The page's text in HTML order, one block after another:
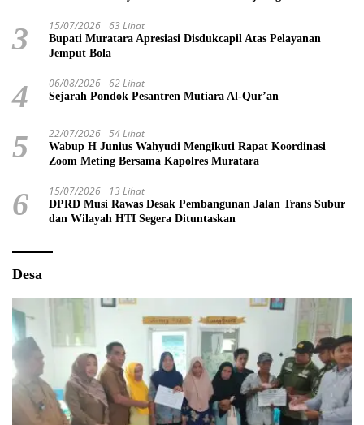
3 15/07/2026 63 Lihat
Bupati Muratara Apresiasi Disdukcapil Atas Pelayanan
Jemput Bola
4 06/08/2026 62 Lihat
Sejarah Pondok Pesantren Mutiara Al-Qur’an
5 22/07/2026 54 Lihat
Wabup H Junius Wahyudi Mengikuti Rapat Koordinasi
Zoom Meting Bersama Kapolres Muratara
6 15/07/2026 13 Lihat
DPRD Musi Rawas Desak Pembangunan Jalan Trans Subur
dan Wilayah HTI Segera Dituntaskan
Desa